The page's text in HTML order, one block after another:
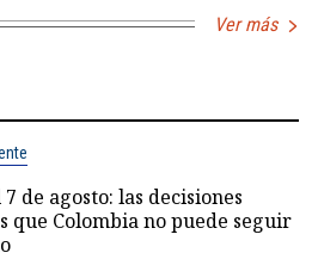
Ver más
de agosto: las decisiones
que Colombia no puede seguir